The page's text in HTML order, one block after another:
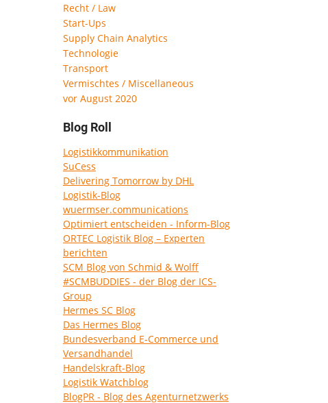
Recht / Law
Start-Ups
Supply Chain Analytics
Technologie
Transport
Vermischtes / Miscellaneous
vor August 2020
Blog Roll
Logistikkommunikation
SuCess
Delivering Tomorrow by DHL
Logistik-Blog
wuermser.communications
Optimiert entscheiden - Inform-Blog
ORTEC Logistik Blog – Experten
berichten
SCM Blog von Schmid & Wolff
#SCMBUDDIES - der Blog der ICS-
Group
Hermes SC Blog
Das Hermes Blog
Bundesverband E-Commerce und
Versandhandel
Handelskraft-Blog
Logistik Watchblog
BlogPR - Blog des Agenturnetzwerks